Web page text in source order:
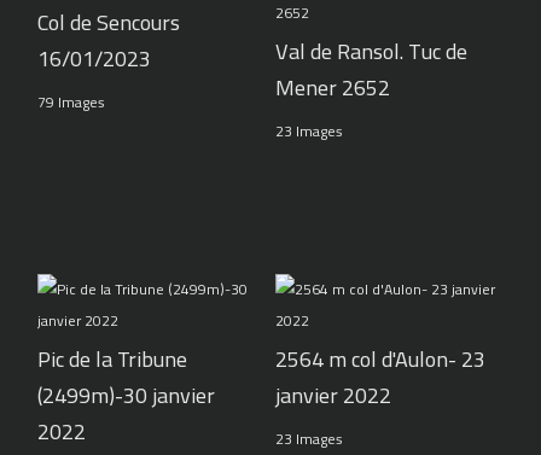
Col de Sencours
16/01/2023
79 Images
Val de Ransol. Tuc de
Mener 2652
23 Images
Pic de la Tribune
(2499m)-30 janvier
2022
2564 m col d'Aulon- 23
janvier 2022
23 Images